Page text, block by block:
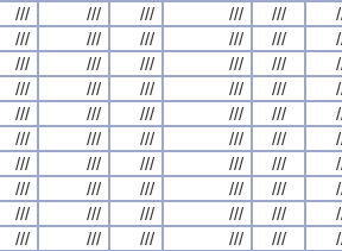
/// /// /// /// ///
/// /// /// /// ///
/// /// /// /// ///
/// /// /// /// ///
/// /// /// /// ///
/// /// /// /// ///
/// /// /// /// ///
/// /// /// /// ///
/// /// /// /// ///
/// /// /// /// ///
/// /// /// /// ///
/// /// /// /// ///
/// /// /// /// ///
/// /// /// /// ///
/// /// /// /// ///
/// /// /// /// ///
/// /// /// /// ///
/// /// /// /// ///
/// /// /// /// ///
/// /// /// /// ///
/// /// /// /// ///
/// /// /// /// ///
/// /// /// /// ///
/// /// /// /// ///
/// /// /// /// ///
/// /// /// /// ///
/// /// /// /// ///
/// /// /// /// ///
/// /// /// /// ///
/// /// /// /// ///
/// /// /// /// ///
/// /// /// /// ///
/// /// /// /// ///
/// /// /// /// ///
/// /// /// /// ///
/// /// /// /// ///
/// /// /// /// ///
/// /// /// /// ///
/// /// /// /// ///
/// /// /// /// ///